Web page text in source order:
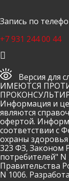
Запись по
+7 931 244 00 44
Версия для
ИМЕЮТСЯ
Информация и
являются
офертой.
соответствии с
охраны
323 ФЗ, Законом
потребителей"
Правительства
N 1006.